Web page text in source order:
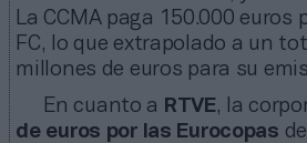
La CCMA paga 150.000
FC, lo que extrapolado a un
millones de euros para su
En cuanto a RTVE, la
de euros por las Eurocopas